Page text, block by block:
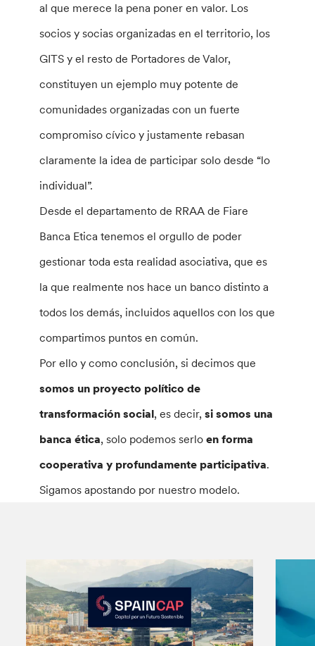
al que merece la pena poner en valor. Los
socios y socias organizadas en el territorio, los
GITS y el resto de Portadores de Valor,
constituyen un ejemplo muy potente de
comunidades organizadas con un fuerte
compromiso cívico y justamente rebasan
claramente la idea de participar solo desde “lo
individual”.
Desde el departamento de RRAA de Fiare
Banca Etica tenemos el orgullo de poder
gestionar toda esta realidad asociativa, que es
la que realmente nos hace un banco distinto a
todos los demás, incluidos aquellos con los que
compartimos puntos en común.
Por ello y como conclusión, si decimos que
somos un proyecto político de
transformación social, es decir,si somos una
banca ética, solo podemos serloen forma
cooperativa y profundamente participativa.
Sigamos apostando por nuestro modelo.